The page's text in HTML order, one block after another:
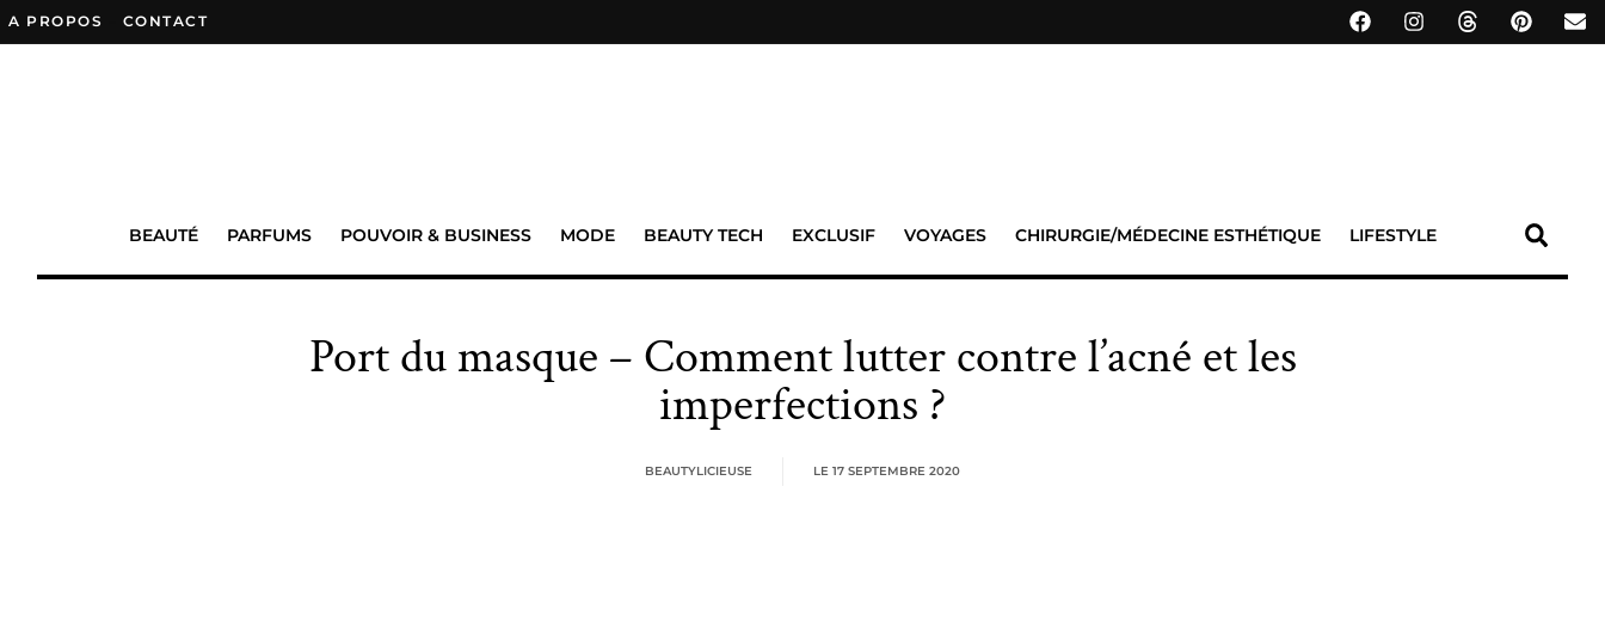
A PROPOS CONTACT
BEAUTÉ PARFUMS POUVOIR & BUSINESS MODE BEAUTY TECH EXCLUSIF VOYAGES CHIRURGIE/MÉDECINE ESTHÉTIQUE LIFESTYLE
Port du masque – Comment lutter contre l’acné et les
imperfections ?
BEAUTYLICIEUSE LE 17 SEPTEMBRE 2020